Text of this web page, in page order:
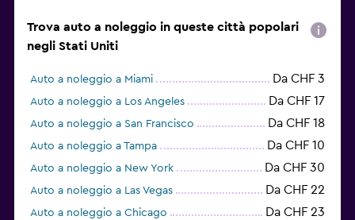
Trova auto a noleggio in queste città popolari
negli Stati Uniti
Auto a noleggio a Miami Da CHF 3
Auto a noleggio a Los Angeles Da CHF 17
Auto a noleggio a San Francisco Da CHF 18
Auto a noleggio a Tampa Da CHF 10
Auto a noleggio a New York Da CHF 30
Auto a noleggio a Las Vegas Da CHF 22
Auto a noleggio a Chicago Da CHF 23